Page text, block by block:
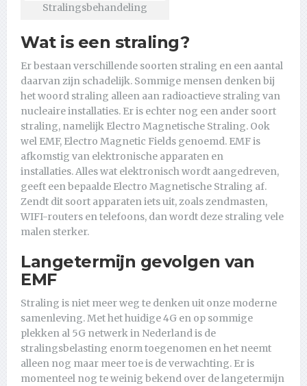
Stralingsbehandeling
Wat is een straling?
Er bestaan verschillende soorten straling en een aantal
daarvan zijn schadelijk. Sommige mensen denken bij
het woord straling alleen aan radioactieve straling van
nucleaire installaties. Er is echter nog een ander soort
straling, namelijk Electro Magnetische Straling. Ook
wel EMF, Electro Magnetic Fields genoemd. EMF is
afkomstig van elektronische apparaten en
installaties. Alles wat elektronisch wordt aangedreven,
geeft een bepaalde Electro Magnetische Straling af.
Zendt dit soort apparaten iets uit, zoals zendmasten,
WIFI-routers en telefoons, dan wordt deze straling vele
malen sterker.
Langetermijn gevolgen van
EMF
Straling is niet meer weg te denken uit onze moderne
samenleving. Met het huidige 4G en op sommige
plekken al 5G netwerk in Nederland is de
stralingsbelasting enorm toegenomen en het neemt
alleen nog maar meer toe is de verwachting. Er is
momenteel nog te weinig bekend over de langetermijn